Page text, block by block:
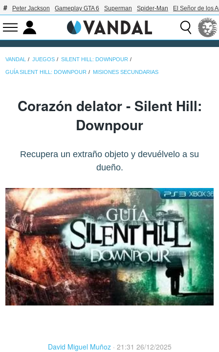
Peter Jackson Gameplay GTA 6 Superman Spider-Man El Señor de los
VANDAL JUEGOS SILENT HILL: DOWNPOUR
GUÍA SILENT HILL: DOWNPOUR MISIONES SECUNDARIAS
Corazón delator - Silent Hill:
Downpour
Recupera un extraño objeto y devuélvelo a su
dueño.
David Miguel Muñoz· 21:31 26/12/2025